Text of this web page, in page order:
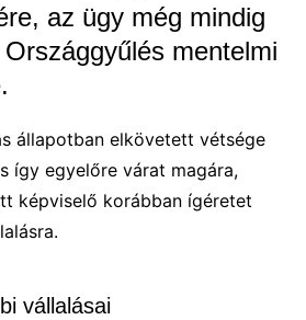
az ügy még mindig
mentelmi
állapotban elkövetett vétsége
így egyelőre várat magára,
képviselő korábban ígéretet
vállalásai